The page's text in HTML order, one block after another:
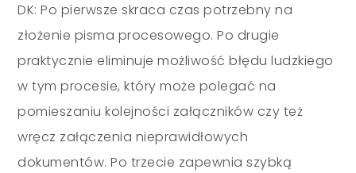
DK: Po pierwsze skraca czas potrzebny na
złożenie pisma procesowego. Po drugie
praktycznie eliminuje możliwość błędu ludzkiego
w tym procesie, który może polegać na
pomieszaniu kolejności załączników czy też
wręcz załączenia nieprawidłowych
dokumentów. Po trzecie zapewnia szybką